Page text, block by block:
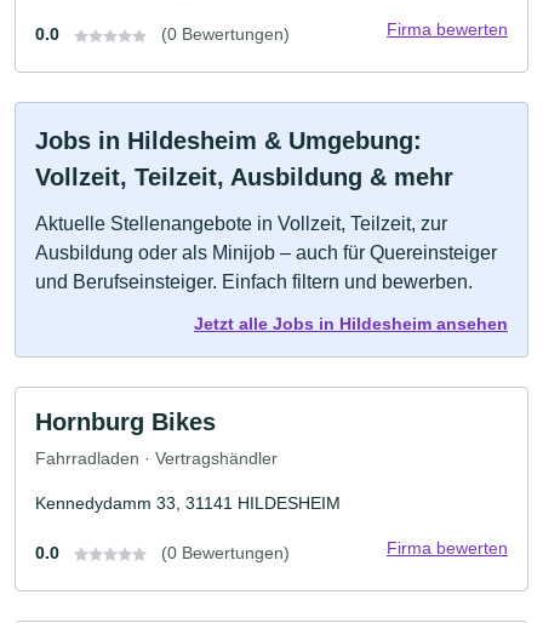
0.0 (0 Bewertungen) Firma bewerten
Jobs in Hildesheim & Umgebung:
Vollzeit, Teilzeit, Ausbildung & mehr
Aktuelle Stellenangebote in Vollzeit, Teilzeit, zur
Ausbildung oder als Minijob – auch für Quereinsteiger
und Berufseinsteiger. Einfach filtern und bewerben.
Jetzt alle Jobs in Hildesheim ansehen
Hornburg Bikes
Fahrradladen · Vertragshändler
Kennedydamm 33, 31141 HILDESHEIM
0.0 (0 Bewertungen) Firma bewerten